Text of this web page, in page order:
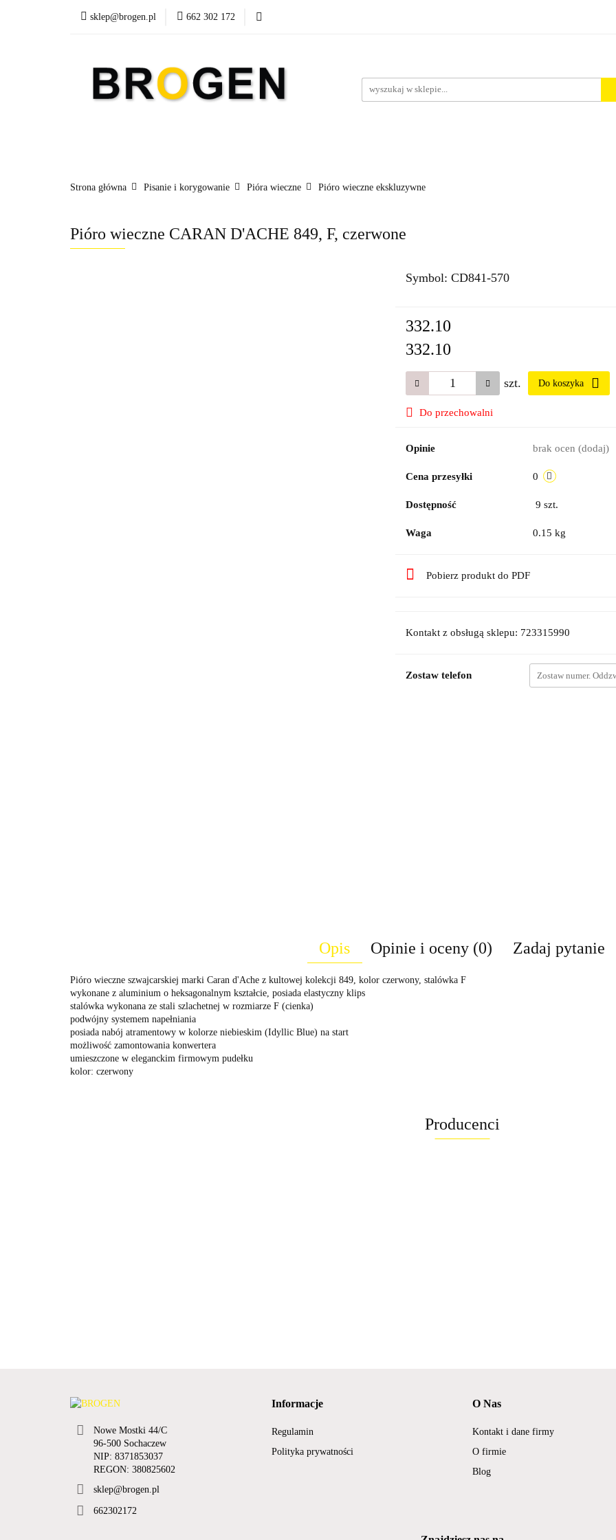
sklep@brogen.pl 662 302 172
Art. Biurowe
Nowości Aktualności
Strona główna Pisanie i korygowanie Pióra wieczne Pióro wieczne ekskluzywne
Pióro wieczne CARAN D'ACHE 849, F, czerwone
Symbol: CD841-570
332.10
332.10
szt. Do koszyka
Do przechowalni
Opinie brak ocen (dodaj)
Cena przesyłki 0
Dostępność 9 szt.
Waga 0.15 kg
Pobierz produkt do PDF
Kontakt z obsługą sklepu: 723315990
Zostaw telefon
Opis Opinie i oceny (0) Zadaj pytanie
Pióro wieczne szwajcarskiej marki Caran d'Ache z kultowej kolekcji 849, kolor czerwony, stalówka F
wykonane z aluminium o heksagonalnym kształcie, posiada elastyczny klips
stalówka wykonana ze stali szlachetnej w rozmiarze F (cienka)
podwójny systemem napełniania
posiada nabój atramentowy w kolorze niebieskim (Idyllic Blue) na start
możliwość zamontowania konwertera
umieszczone w eleganckim firmowym pudełku
kolor: czerwony
Producenci
Nowe Mostki 44/C
96-500 Sochaczew
NIP: 8371853037
REGON: 380825602
sklep@brogen.pl
662302172
Informacje
Regulamin
Polityka prywatności
O Nas
Kontakt i dane firmy
O firmie
Blog